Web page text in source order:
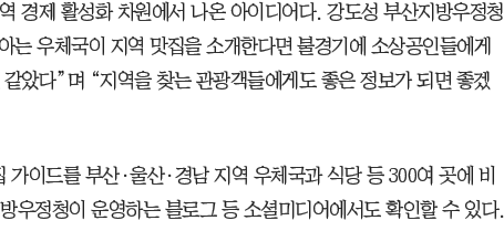
경제 활성화 차원에서 나온 아이디어다. 강도성 부산지방우정청
는 우체국이 지역 맛집을 소개한다면 불경기에 소상공인들에게
았다”며 “지역을 찾는 관광객들에게도 좋은 정보가 되면 좋겠
가이드를 부산·울산·경남 지역 우체국과 식당 등 300여 곳에 비
우정청이 운영하는 블로그 등 소셜미디어에서도 확인할 수 있다.